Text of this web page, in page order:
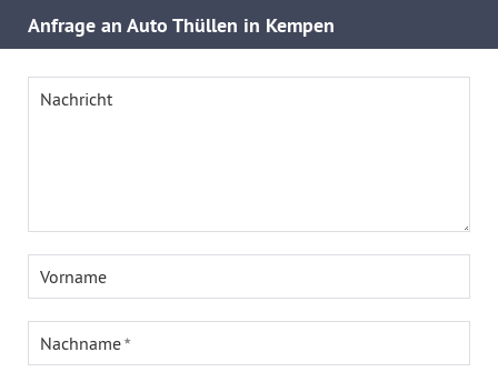
Anfrage an Auto Thüllen in Kempen
Nachricht
Vorname
Nachname